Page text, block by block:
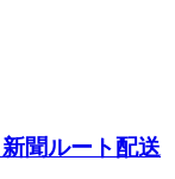
聞ルート配送